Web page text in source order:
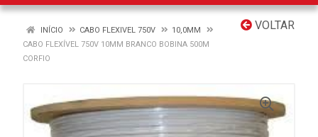
VOLTAR
INÍCIO CABO FLEXIVEL 750V
10,0MM
CABO FLEXÍVEL 750V 10MM BRANCO BOBINA 500M
CORFIO